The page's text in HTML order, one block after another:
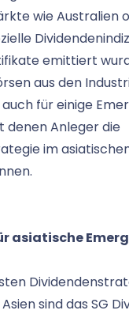
wie Australien
emittiert
aus den
für einige
denen Anleger die
im
asiatische
sind das SG